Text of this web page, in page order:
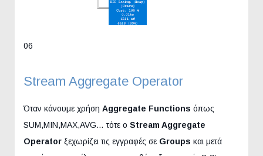
06
Stream Aggregate Operator
Όταν κάνουμε χρήση Aggregate Functions όπως
SUM,MIN,MAX,AVG… τότε ο Stream Aggregate
Operator ξεχωρίζει τις εγγραφές σε Groups και μετά